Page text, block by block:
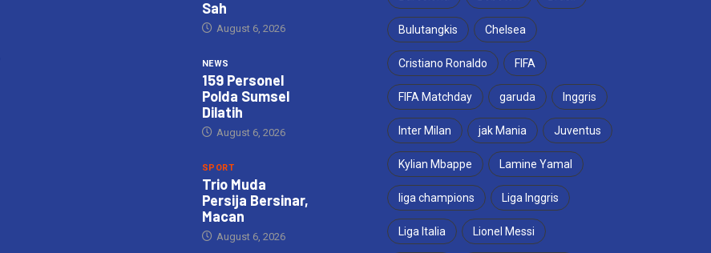
Sah
August 6, 2026
NEWS
159 Personel
Polda Sumsel
Dilatih
August 6, 2026
SPORT
Trio Muda
Persija Bersinar,
Macan
August 6, 2026
Bulutangkis Chelsea
Cristiano Ronaldo FIFA
FIFA Matchday garuda Inggris
Inter Milan jak Mania Juventus
Kylian Mbappe Lamine Yamal
liga champions Liga Inggris
Liga Italia Lionel Messi